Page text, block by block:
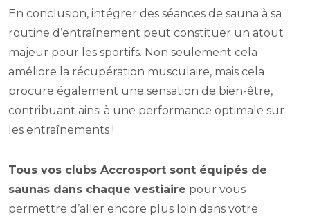
En conclusion, intégrer des séances de sauna à sa
routine d’entraînement peut constituer un atout
majeur pour les sportifs. Non seulement cela
améliore la récupération musculaire, mais cela
procure également une sensation de bien-être,
contribuant ainsi à une performance optimale sur
les entraînements !
Tous vos clubs Accrosport sont équipés de
saunas dans chaque vestiaire pour vous
permettre d’aller encore plus loin dans votre